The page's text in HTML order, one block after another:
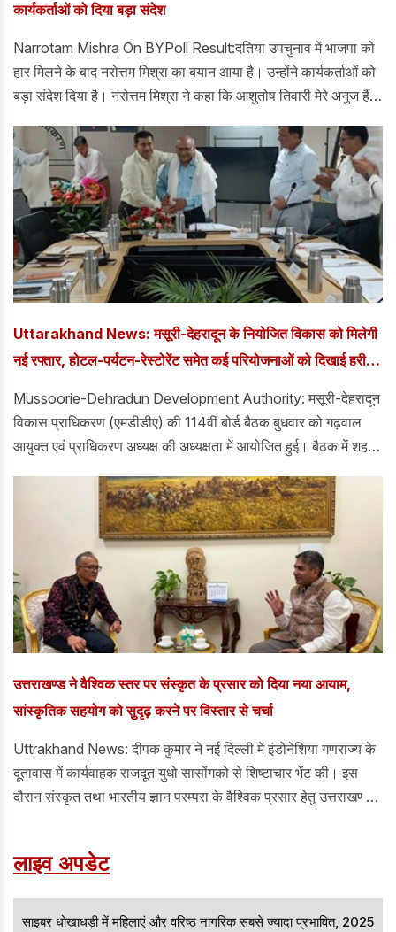
कार्यकर्ताओं को दिया बड़ा संदेश
Narrotam Mishra On BYPoll Result:दतिया उपचुनाव में भाजपा को
हार मिलने के बाद नरोत्तम मिश्रा का बयान आया है। उन्होंने कार्यकर्ताओं को
बड़ा संदेश दिया है। नरोत्तम मिश्रा ने कहा कि आशुतोष तिवारी मेरे अनुज हैं,
Uttarakhand News: मसूरी-देहरादून के नियोजित विकास को मिलेगी
नई रफ्तार, होटल-पर्यटन-रेस्टोरेंट समेत कई परियोजनाओं को दिखाई हरी
Mussoorie-Dehradun Development Authority: मसूरी-देहरादून
विकास प्राधिकरण (एमडीडीए) की 114वीं बोर्ड बैठक बुधवार को गढ़वाल
आयुक्त एवं प्राधिकरण अध्यक्ष की अध्यक्षता में आयोजित हुई। बैठक में शहर
प्रस्तावों पर चर्चा करते हुए उन्हें नियमानुसार स्वीकृति प्रदान की गई।
उत्तराखण्ड ने वैश्विक स्तर पर संस्कृत के प्रसार को दिया नया आयाम,
सांस्कृतिक सहयोग को सुदृढ़ करने पर विस्तार से चर्चा
Uttrakhand News: दीपक कुमार ने नई दिल्ली में इंडोनेशिया गणराज्य के
दूतावास में कार्यवाहक राजदूत युधो सासोंगको से शिष्टाचार भेंट की। इस
दौरान संस्कृत तथा भारतीय ज्ञान परम्परा के वैश्विक प्रसार हेतु उत्तराखण्ड
लाइव अपडेट
साइबर धोखाधड़ी में महिलाएं और वरिष्ठ नागरिक सबसे ज्यादा प्रभावित, 2025